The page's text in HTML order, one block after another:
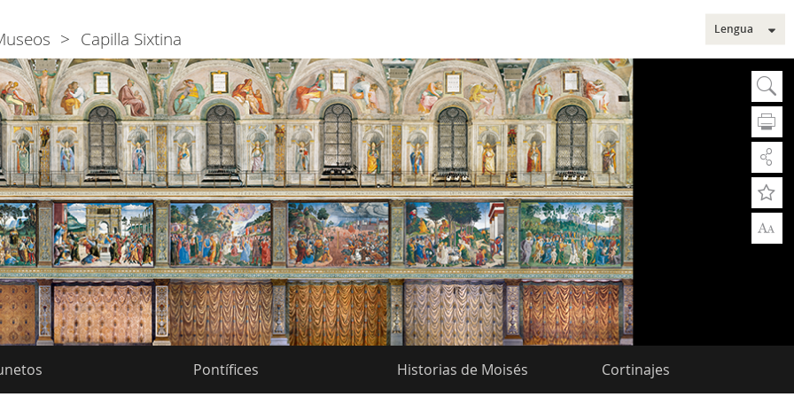
Pontífices Historias de Moisés Cortinajes
A
Capilla Sixtina Lengua